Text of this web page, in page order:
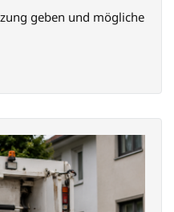
geben und mögliche